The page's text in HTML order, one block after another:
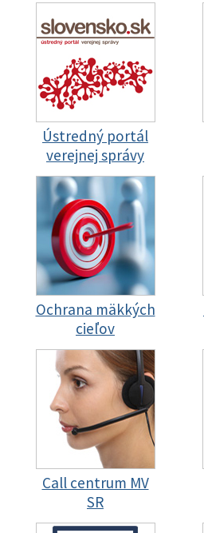
Ústredný portál
verejnej správy
Ochrana mäkkých
cieľov
Call centrum MV
SR